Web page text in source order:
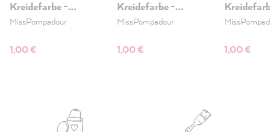
Kreidefarbe -
Farbkarte, DIN A6
MissPompadour
1,00 €
Kreidefarbe -
Farbkarte, DIN A6
MissPompadour
1,00 € 1,00 €